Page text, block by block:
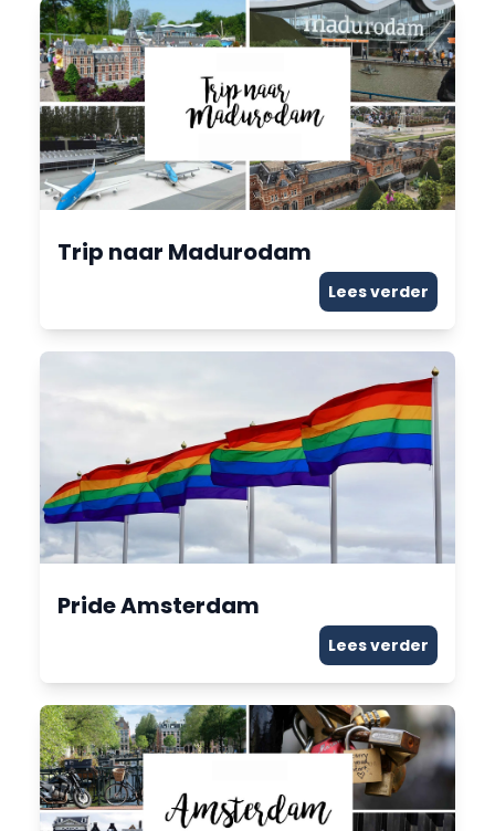
Trip naar Madurodam
Lees verder
Pride Amsterdam
Lees verder